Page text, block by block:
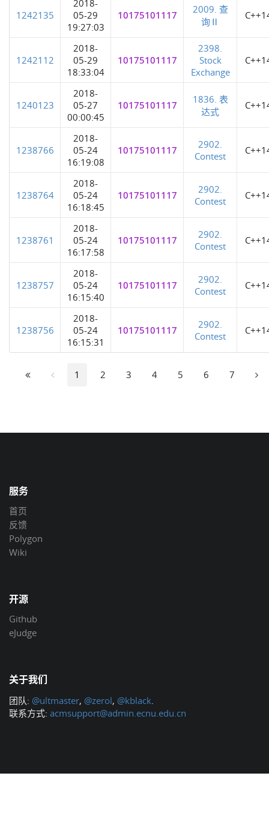
1242135
2018-
05-29
19:27:03
10175101117
2009. 查
询Ⅱ
1242112
2018-
05-29
18:33:04
10175101117
2398.
Stock
Exchange
1240123
2018-
05-27
00:00:45
10175101117
1836. 表
达式
1238766
2018-
05-24
16:19:08
10175101117
2902.
Contest
1238764
2018-
05-24
16:18:45
10175101117
2902.
Contest
1238761
2018-
05-24
16:17:58
10175101117
2902.
Contest
1238757
2018-
05-24
16:15:40
10175101117
2902.
Contest
1238756
2018-
05-24
16:15:31
10175101117
2902.
Contest
1 2 3 4 5 6 7
服务
首页
反馈
Polygon
Wiki
开源
Github
eJudge
关于我们
团队: @ultmaster, @zerol, @kblack
联系方式: acmsupport@admin.ecnu.edu.cn